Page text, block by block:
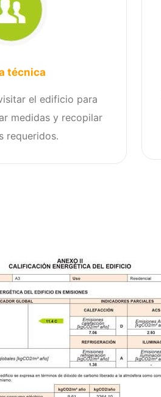
técnica
el edificio para
medidas y recopilar
requeridos.